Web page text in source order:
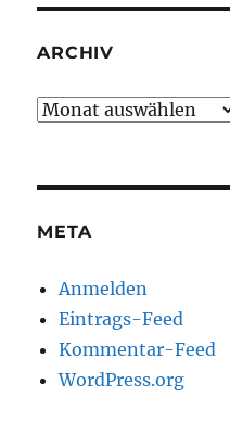
ARCHIV
Archiv
META
Anmelden
Eintrags-Feed
Kommentar-Feed
WordPress.org